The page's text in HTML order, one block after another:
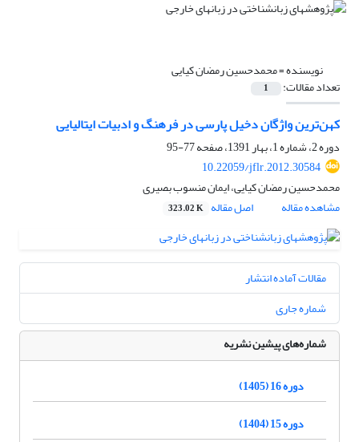
نویسنده =محمدحسین رمضان کیایی
تعداد مقالات: 1
کهن‌ترین واژگان دخیل پارسی در فرهنگ و ادبیات ایتالیایی
دوره 2، شماره 1، بهار 1391، صفحه
77-95
10.22059/jflr.2012.30584
محمدحسین رمضان کیایی، ایمان منسوب بصیری
مشاهده مقاله
اصل مقاله 323.02 K
مقالات آماده انتشار
شماره جاری
شماره‌های پیشین نشریه
دوره 16 (1405)
دوره 15 (1404)